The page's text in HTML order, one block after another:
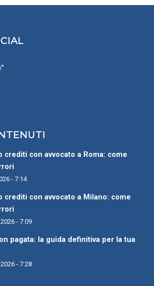
crediti con avvocato a Roma: come
- 7:14
crediti con avvocato a Milano: come
- 7:09
pagata: la guida definitiva per la tua
- 7:28